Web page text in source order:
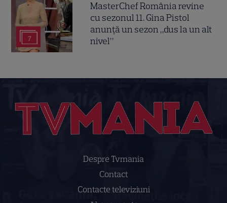
7
MasterChef România revine
cu sezonul 11. Gina Pistol
anunță un sezon „dus la un alt
nivel”
Despre Tvmania
Contact
Contacte televiziuni